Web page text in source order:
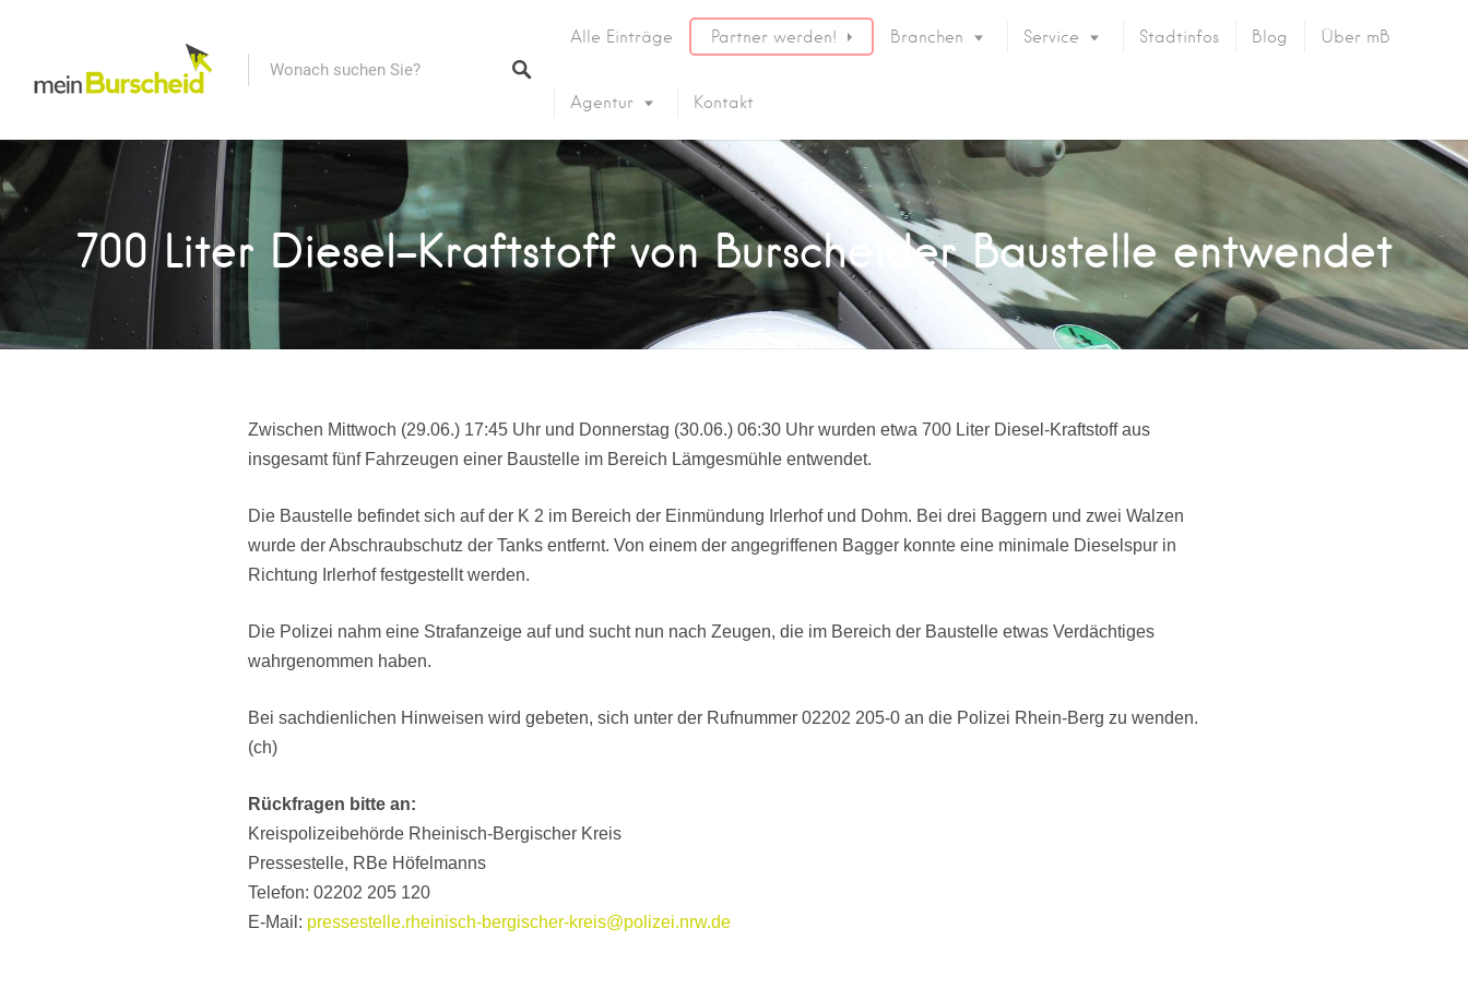
Alle Einträge Partner werden! Branchen Service Stadtinfos Blog Über mB
Agentur Kontakt
700 Liter Diesel-Kraftstoff von Burscheider Baustelle entwendet
Zwischen Mittwoch (29.06.) 17:45 Uhr und Donnerstag (30.06.) 06:30 Uhr wurden etwa 700 Liter Diesel-Kraftstoff aus
insgesamt fünf Fahrzeugen einer Baustelle im Bereich Lämgesmühle entwendet.
Die Baustelle befindet sich auf der K 2 im Bereich der Einmündung Irlerhof und Dohm. Bei drei Baggern und zwei Walzen
wurde der Abschraubschutz der Tanks entfernt. Von einem der angegriffenen Bagger konnte eine minimale Dieselspur in
Richtung Irlerhof festgestellt werden.
Die Polizei nahm eine Strafanzeige auf und sucht nun nach Zeugen, die im Bereich der Baustelle etwas Verdächtiges
wahrgenommen haben.
Bei sachdienlichen Hinweisen wird gebeten, sich unter der Rufnummer 02202 205-0 an die Polizei Rhein-Berg zu wenden.
(ch)
Rückfragen bitte an:
Kreispolizeibehörde Rheinisch-Bergischer Kreis
Pressestelle, RBe Höfelmanns
Telefon: 02202 205 120
E-Mail: pressestelle.rheinisch-bergischer-kreis@polizei.nrw.de